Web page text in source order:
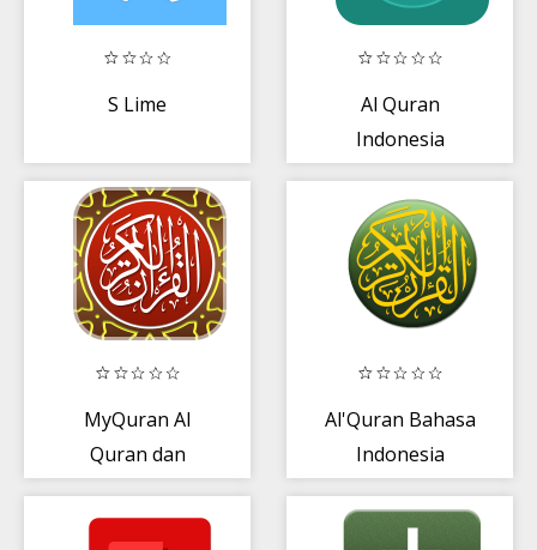
S Lime
Al Quran
Indonesia
MyQuran Al
Quran dan
Al'Quran Bahasa
Indonesia